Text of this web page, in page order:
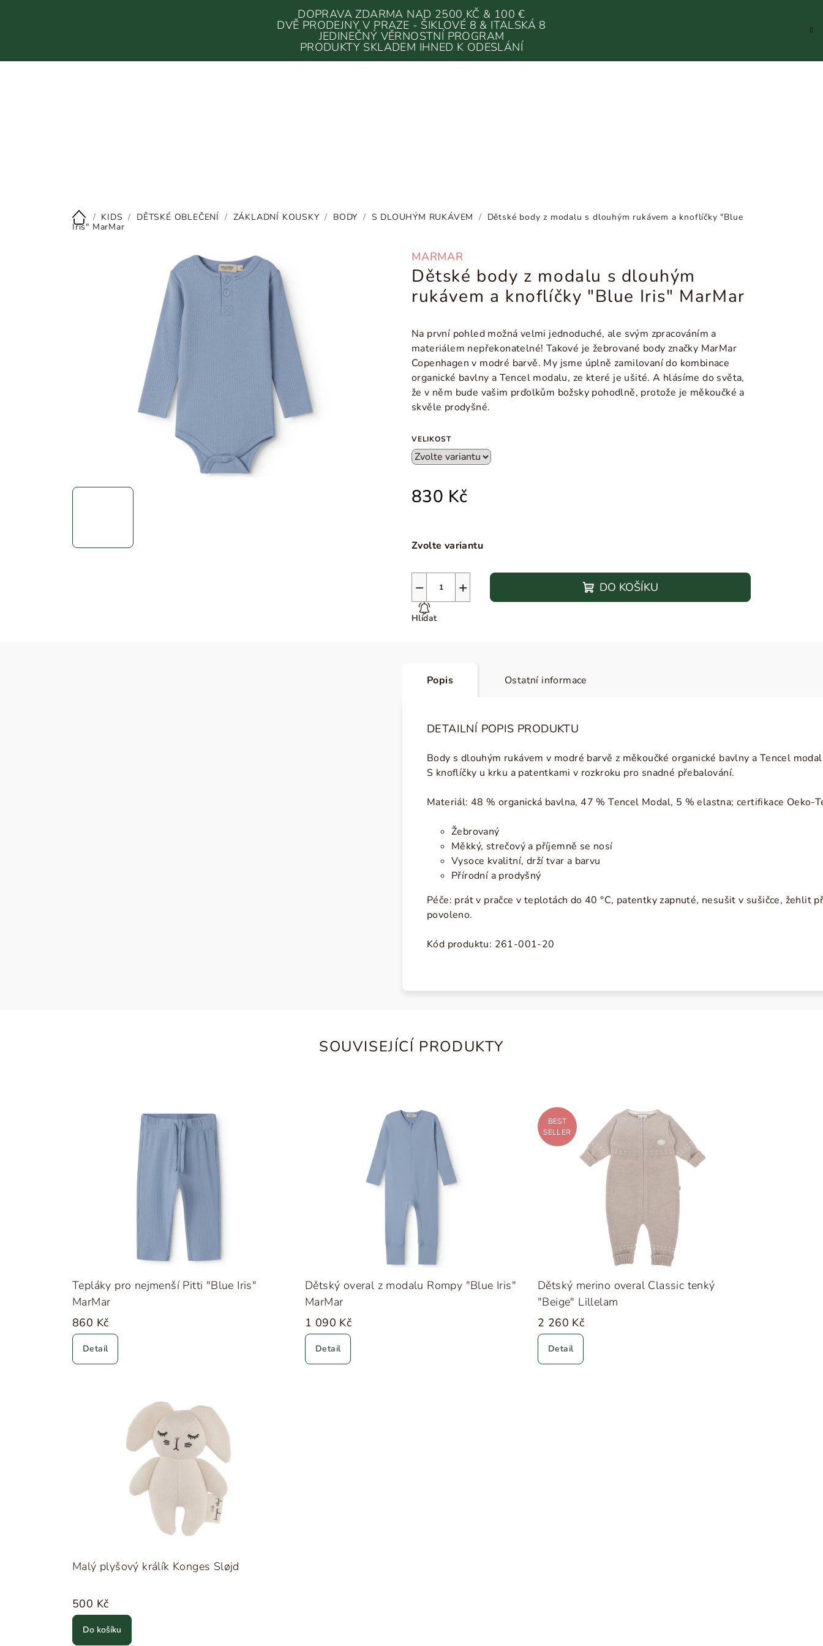
DOPRAVA ZDARMA NAD 2500 KČ & 100 €
DVĚ PRODEJNY V PRAZE - ŠIKLOVÉ 8 & ITALSKÁ 8
JEDINEČNÝ VĚRNOSTNÍ PROGRAM
PRODUKTY SKLADEM IHNED K ODESLÁNÍ
Domů
/ KIDS / DĚTSKÉ OBLEČENÍ / ZÁKLADNÍ KOUSKY / BODY / S DLOUHÝM RUKÁVEM / Dětské body z modalu s dlouhým rukávem a knoflíčky "Blue
Iris" MarMar
MARMAR
Dětské body z modalu s dlouhým
rukávem a knoflíčky "Blue Iris" MarMar
Na první pohled možná velmi jednoduché, ale svým zpracováním a
materiálem nepřekonatelné! Takové je žebrované body značky MarMar
Copenhagen v modré barvě. My jsme úplně zamilovaní do kombinace
organické bavlny a Tencel modalu, ze které je ušité. A hlásíme do světa,
že v něm bude vašim prďolkům božsky pohodlně, protože je měkoučké a
skvěle prodyšné.
VELIKOST
830 Kč
Zvolte variantu
+
− DO KOŠÍKU
Hlídat
Popis Ostatní informace
DETAILNÍ POPIS PRODUKTU
Body s dlouhým rukávem v modré barvě z měkoučké organické bavlny a Tencel
S knoflíčky u krku a patentkami v rozkroku pro snadné přebalování.
Materiál: 48 % organická bavlna, 47 % Tencel Modal, 5 % elastna; certifikace Oeko-
Žebrovaný
Měkký, strečový a příjemně se nosí
Vysoce kvalitní, drží tvar a barvu
Přírodní a prodyšný
Péče: prát v pračce v teplotách do 40 °C, patentky zapnuté, nesušit v sušičce,
povoleno.
Kód produktu: 261-001-20
SOUVISEJÍCÍ PRODUKTY
Tepláky pro nejmenší Pitti "Blue Iris"
MarMar
860 Kč
Detail
Dětský overal z modalu Rompy "Blue Iris"
MarMar
1 090 Kč
Detail
BEST
SELLER
Dětský merino overal Classic tenký
"Beige" Lillelam
2 260 Kč
Detail
Malý plyšový králík Konges Sløjd
500 Kč
Do košíku